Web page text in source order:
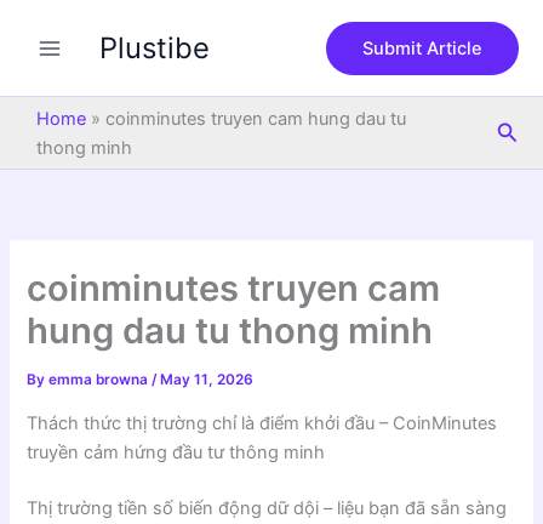
Plustibe Submit Article
Home » coinminutes truyen cam hung dau tu
thong minh
coinminutes truyen cam
hung dau tu thong minh
Byemma browna/ May 11, 2026
Thách thức thị trường chỉ là điểm khởi đầu – CoinMinutes
truyền cảm hứng đầu tư thông minh
Thị trường tiền số biến động dữ dội – liệu bạn đã sẵn sàng